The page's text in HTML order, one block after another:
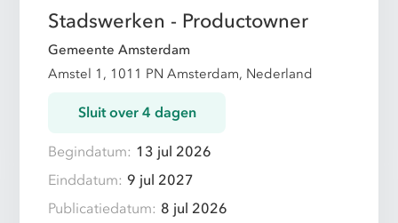
Stadswerken - Productowner
Gemeente Amsterdam
Amstel 1, 1011 PN Amsterdam, Nederland
Sluit over 4 dagen
Begindatum: 13 jul 2026
Einddatum: 9 jul 2027
Publicatiedatum: 8 jul 2026